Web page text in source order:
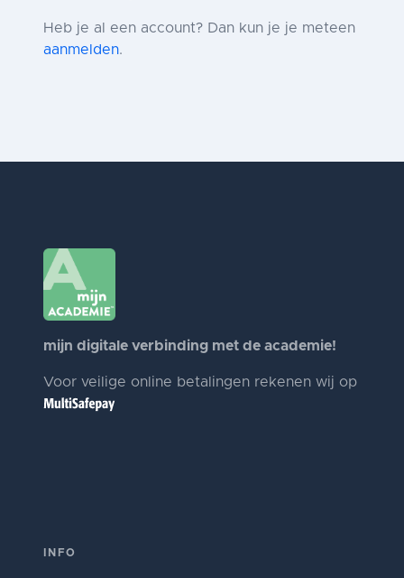
Heb je al een account? Dan kun je je meteen
aanmelden.
mijn digitale verbinding met de academie!
Voor veilige online betalingen rekenen wij op
INFO